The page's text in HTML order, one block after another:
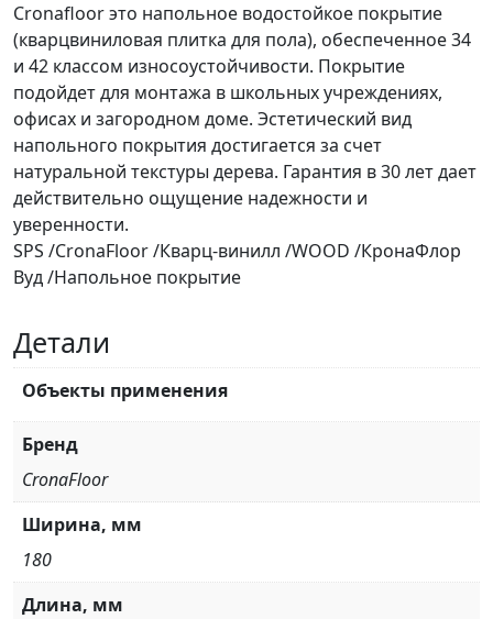
Cronafloor это напольное водостойкое покрытие
(кварцвиниловая плитка для пола), обеспеченное 34
и 42 классом износоустойчивости. Покрытие
подойдет для монтажа в школьных учреждениях,
офисах и загородном доме. Эстетический вид
напольного покрытия достигается за счет
натуральной текстуры дерева. Гарантия в 30 лет дает
действительно ощущение надежности и
уверенности.
SPS /CronaFloor /Кварц-винилл /WOOD /КронаФлор
Вуд /Напольное покрытие
Детали
Объекты применения
Бренд
CronaFloor
Ширина, мм
180
Длина, мм